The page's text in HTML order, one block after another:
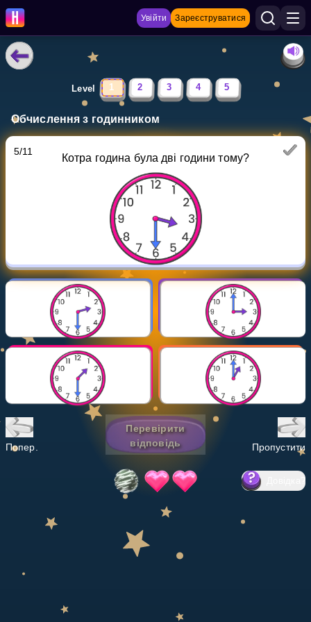
Увійти Зареєструватися
НАВЧАЛЬНІ МАТЕРІАЛИ
Curriculum
Multiplication Master
Джуніор-матем
Показати більше
НАВЧАЛЬНИЙ ПЛАН
Select curriculum
Level 1 2 3 4 5
Обчислення з годинником
5/11
Котра година була дві години тому?
Попер.
Перевірити
відповідь
Пропустити
?